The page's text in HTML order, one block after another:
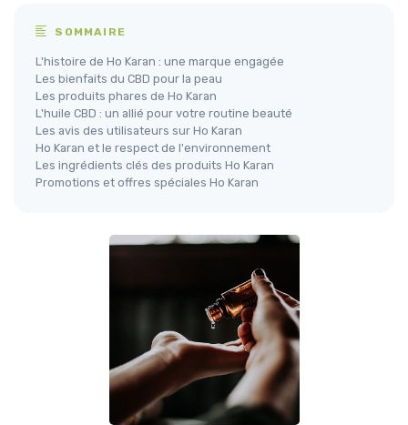
SOMMAIRE
L'histoire de Ho Karan : une marque engagée
Les bienfaits du CBD pour la peau
Les produits phares de Ho Karan
L'huile CBD : un allié pour votre routine beauté
Les avis des utilisateurs sur Ho Karan
Ho Karan et le respect de l'environnement
Les ingrédients clés des produits Ho Karan
Promotions et offres spéciales Ho Karan